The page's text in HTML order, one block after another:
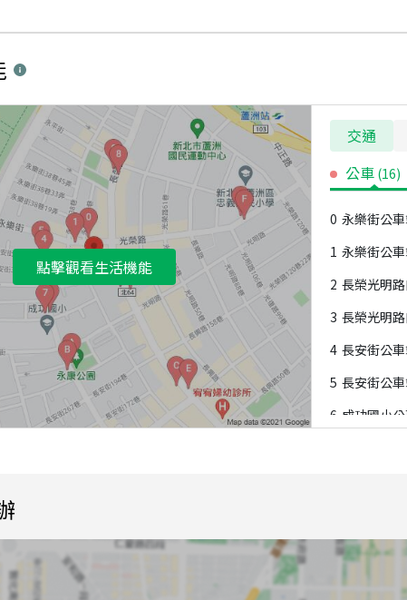
點擊觀看生活機能
交通
公車 (16)
0 永樂街公
1 永樂街公
2 長榮光明
3 長榮光明
4 長安街公
5 長安街公
6 成功國小
永康公園公
永康公園